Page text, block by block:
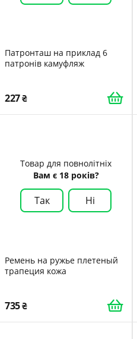
Патронташ на приклад 6
патронів камуфляж
227
Товар для повнолітніх
Вам є 18 років?
Так Ні
Ремень на ружье плетеный
трапеция кожа
735